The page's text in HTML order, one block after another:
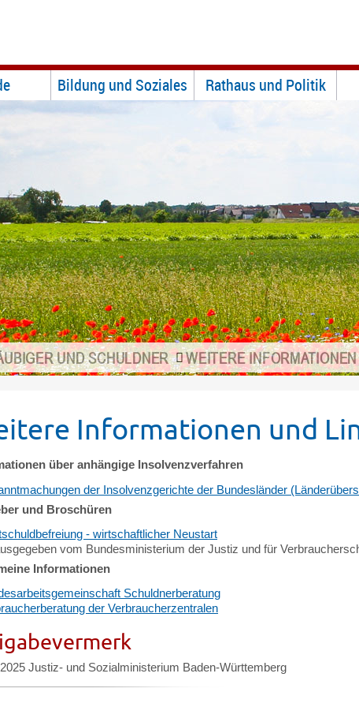
Bildung und Soziales Rathaus und Politik
UND SCHULDNER WEITERE
Informationen und
über anhängige Insolvenzverfahren
der Insolvenzgerichte der Bundesländer
und Broschüren
- wirtschaftlicher Neustart
vom Bundesministerium der Justiz und für
Informationen
Schuldnerberatung
der Verbraucherzentralen
Justiz- und Sozialministerium Baden-Württemberg